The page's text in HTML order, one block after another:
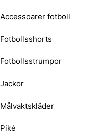
Accessoarer fotboll
Fotbollsshorts
Fotbollsstrumpor
Jackor
Målvaktskläder
Piké